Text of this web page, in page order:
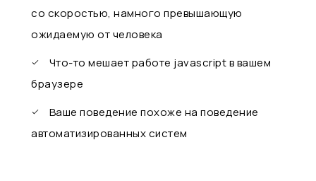
со скоростью, намного превышающую
ожидаемую от человека
Что-то мешает работе javascript в вашем
браузере
Ваше поведение похоже на поведение
автоматизированных систем